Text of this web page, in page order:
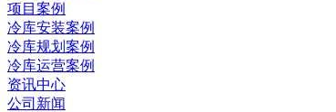
项目案例
冷库安装案例
冷库规划案例
冷库运营案例
资讯中心
公司新闻